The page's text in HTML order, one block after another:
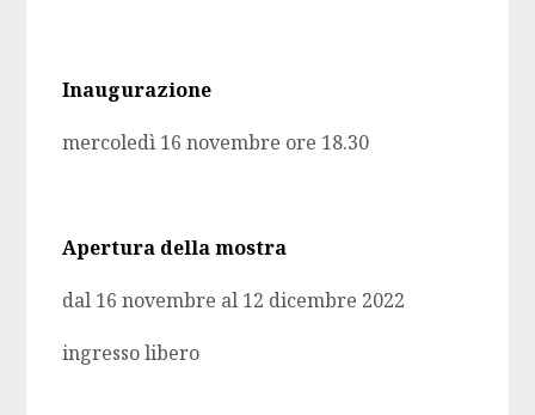
Inaugurazione
mercoledì 16 novembre ore 18.30
Apertura della mostra
dal 16 novembre al 12 dicembre 2022
ingresso libero